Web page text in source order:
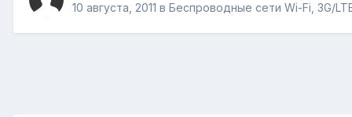
10 августа, 2011 в Беспроводные сети Wi-Fi, 3G/